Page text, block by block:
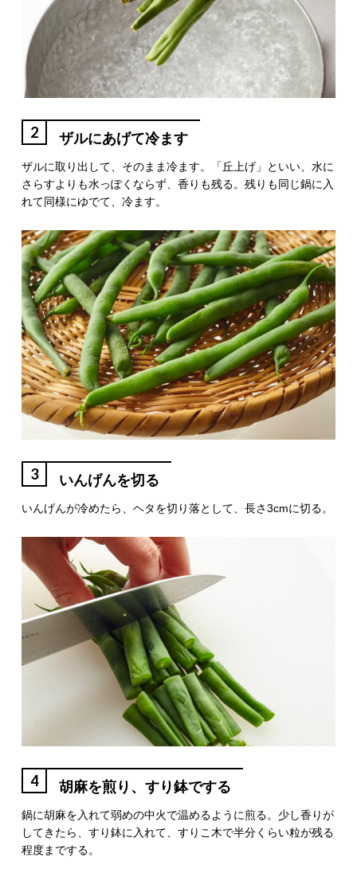
2 ザルにあげて冷ます
ザルに取り出して、そのまま冷ます。「丘上げ」といい、水に
さらすよりも水っぽくならず、香りも残る。残りも同じ鍋に入
れて同様にゆでて、冷ます。
3 いんげんを切る
いんげんが冷めたら、ヘタを切り落として、長さ3cmに切る。
4 胡麻を煎り、すり鉢でする
鍋に胡麻を入れて弱めの中火で温めるように煎る。少し香りが
してきたら、すり鉢に入れて、すりこ木で半分くらい粒が残る
程度までする。